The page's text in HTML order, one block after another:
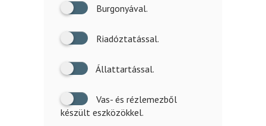
Burgonyával.
Riadóztatással.
Állattartással.
Vas- és rézlemezből
készült eszközökkel.